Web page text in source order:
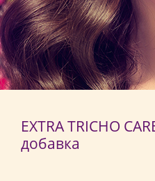
EXTRA TRICHO
добавка